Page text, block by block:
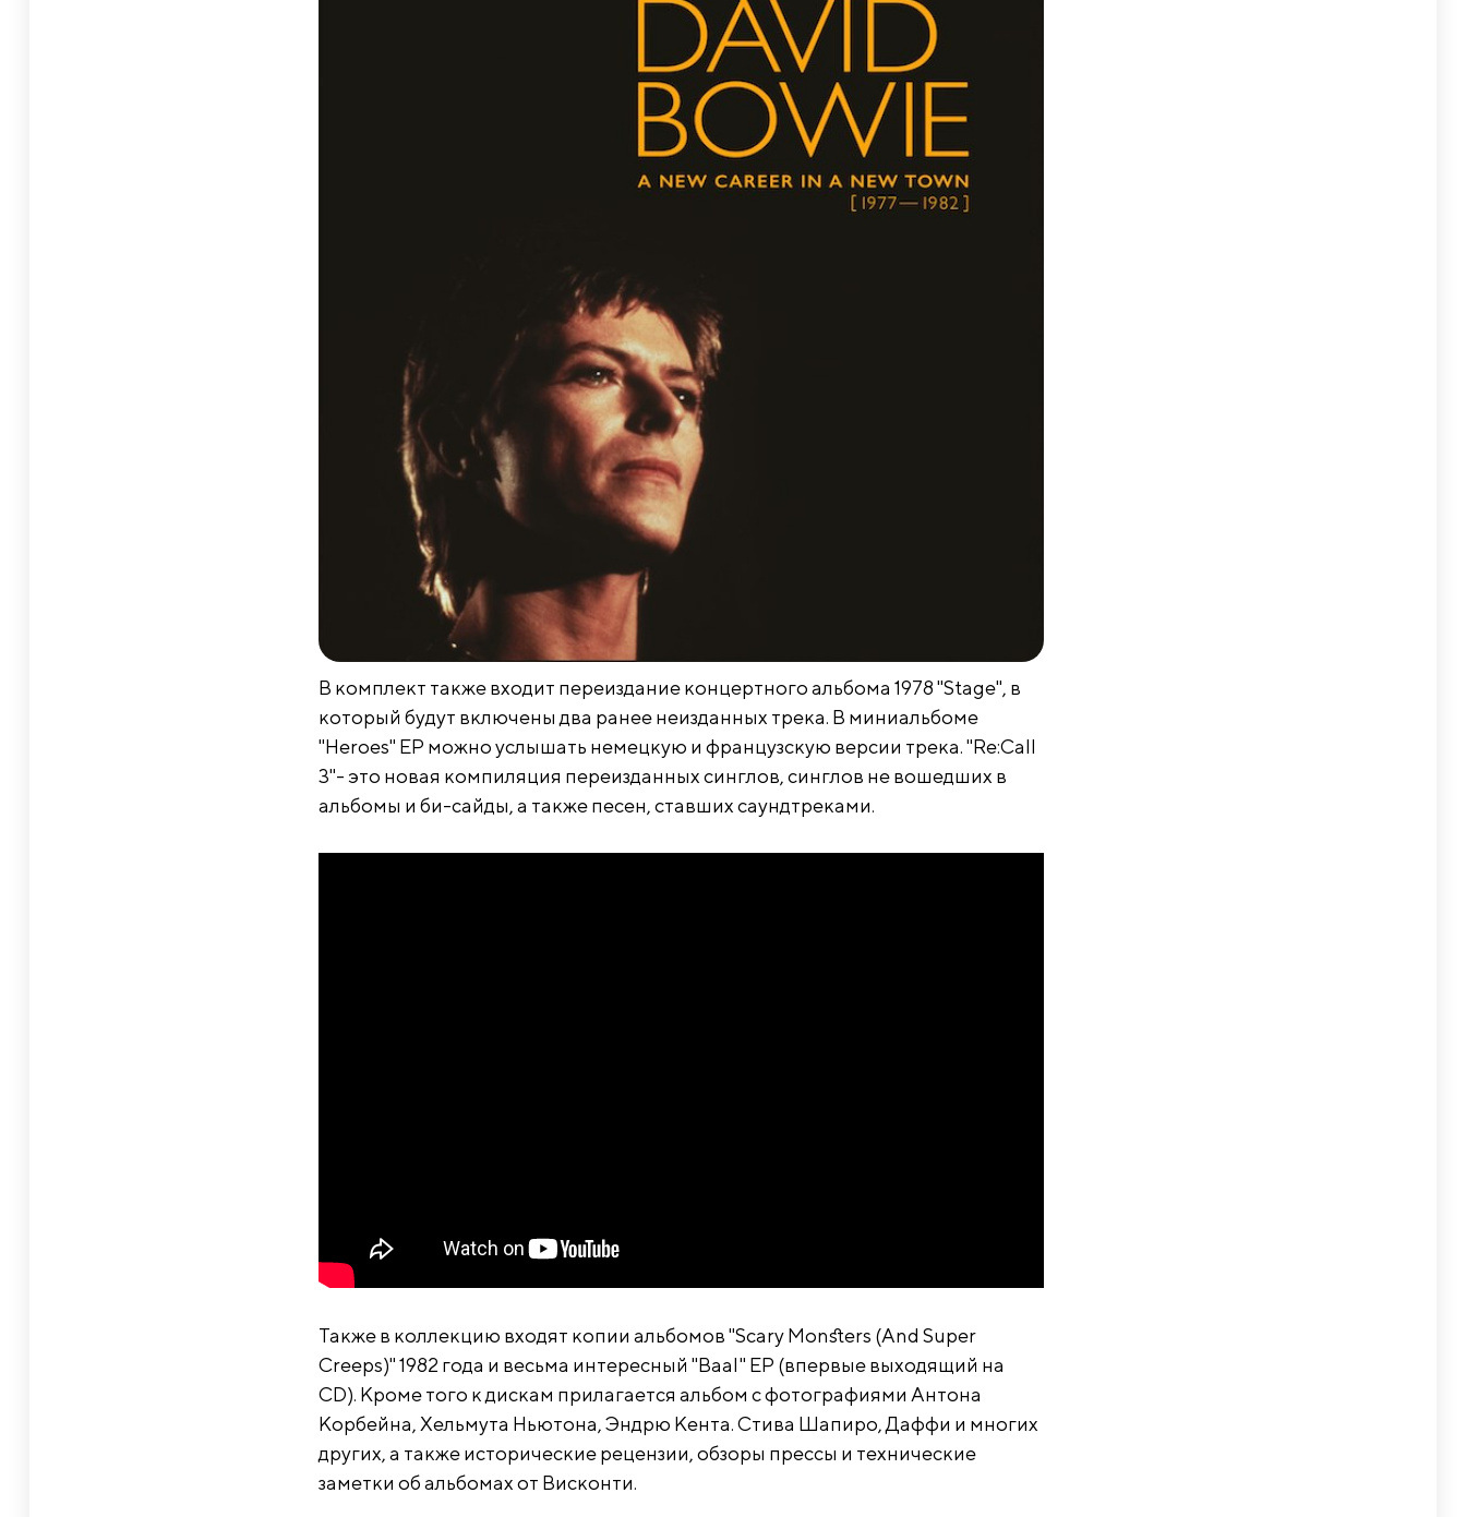
В комплект также входит переиздание концертного альбома 1978 "Stage", в
который будут включены два ранее неизданных трека. В миниальбоме
"Heroes" EP можно услышать немецкую и французскую версии трека. "Re:Call
3"- это новая компиляция переизданных синглов, синглов не вошедших в
альбомы и би-сайды, а также песен, ставших саундтреками.
Также в коллекцию входят копии альбомов "Scary Monsters (And Super
Creeps)" 1982 года и весьма интересный "Baal" EP (впервые выходящий на
CD). Кроме того к дискам прилагается альбом с фотографиями Антона
Корбейна, Хельмута Ньютона, Эндрю Кента. Стива Шапиро, Даффи и многих
других, а также исторические рецензии, обзоры прессы и технические
заметки об альбомах от Висконти.